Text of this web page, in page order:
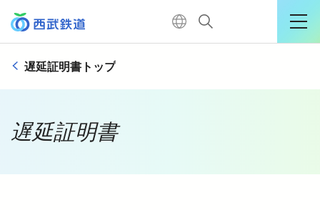
遅延証明書トップ
遅延証明書